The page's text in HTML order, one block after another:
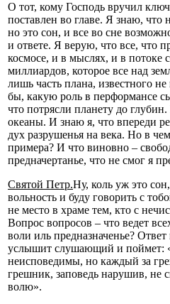
О тот, кому Господь вручил
поставлен во главе. Я знаю, что
но это сон, и все во сне
и ответе. Я верую, что все, что
космосе, и в мыслях, и в потоке
миллиардов, которое все над
лишь часть плана, известного
бы, какую роль в перформансе
что потрясли планету до
океаны. И знаю я, что впереди
дух разрушенья на века. Но в
примера? И что виновно –
предначертанье, что не смог я
Святой Петр.Ну, коль уж это
вольность и буду говорить с
не место в храме тем, кто с
Вопрос вопросов – что ведет
воли иль предназначенье? Ответ
услышит слушающий и поймет:
неисповедимы, но каждый за
грешник, заповедь нарушив, не
волю».